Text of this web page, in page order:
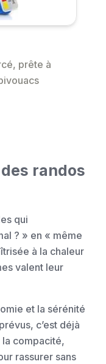
prête à
randos
qui
? » en « même
à la chaleur
valent leur
et la sérénité
c’est déjà
la compacité,
rassurer sans